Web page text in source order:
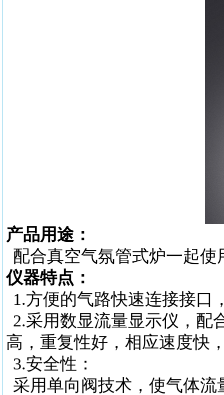
产品用途：
配合真空气氛管式炉一起
仪器特点：
1.方便的气路快速连接接口
2.采用数显流量显示仪，配
高，重复性好，相应速度快
3.安全性：
采用单向阀技术，使气体